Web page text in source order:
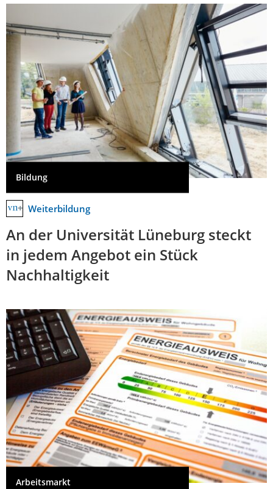
Bildung
Weiterbildung
An der Universität Lüneburg steckt
in jedem Angebot ein Stück
Nachhaltigkeit
Arbeitsmarkt